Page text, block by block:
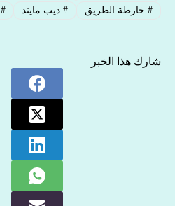
#خارطة الطريق #ديب مايند #
شارك هذا الخبر